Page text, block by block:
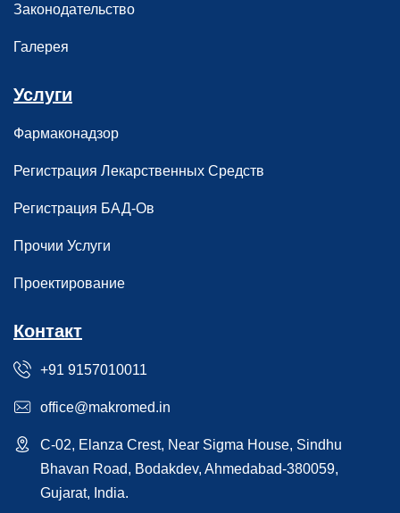
Законодательство
Галерея
Услуги
Фармаконадзор
Регистрация Лекарственных Средств
Регистрация БАД-Ов
Прочии Услуги
Проектирование
Контакт
+91 9157010011
office@makromed.in
C-02, Elanza Crest, Near Sigma House, Sindhu
Bhavan Road, Bodakdev, Ahmedabad-380059,
Gujarat, India.